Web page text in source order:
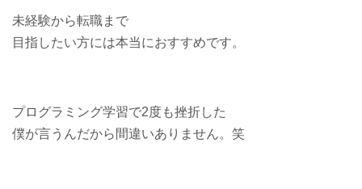
未経験から転職まで
目指したい方には本当におすすめです。
プログラミング学習で2度も挫折した
僕が言うんだから間違いありません。笑